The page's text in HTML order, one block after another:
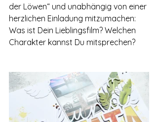
der Löwen“ und unabhängig von einer
herzlichen Einladung mitzumachen:
Was ist Dein Lieblingsfilm? Welchen
Charakter kannst Du mitsprechen?